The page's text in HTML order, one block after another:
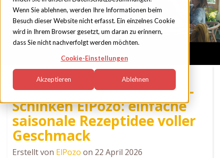
Wenn Sie ablehnen, werden Ihre Informationen beim
Besuch dieser Website nicht erfasst. Ein einzelnes Cookie
wird in Ihrem Browser gesetzt, um daran zu erinnern,
dass Sie nicht nachverfolgt werden möchten.
Cookie-Einstellungen
Akzeptieren Ablehnen
Dicke Bohnen mit Serrano-
Schinken ElPozo: einfache
saisonale Rezeptidee voller
Geschmack
Erstellt von ElPozo on 22 April 2026